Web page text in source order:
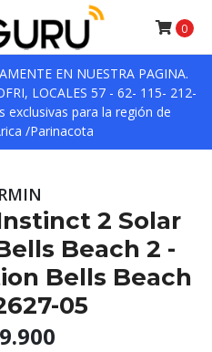
EN NUESTRA PAGINA.
LOCALES 57 - 62- 115- 212-
exclusivas para la región de
/Parinacota
0
2 Solar
Beach 2 -
Bells Beach
05